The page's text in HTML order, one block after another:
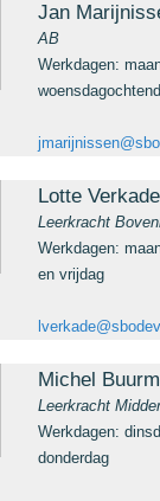
Jan
AB
Werkdagen:
woensdagochtend
Lotte Verkade
Leerkracht
Werkdagen:
en vrijdag
Michel
Leerkracht
Werkdagen:
donderdag